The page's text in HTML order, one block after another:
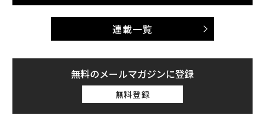
連載一覧
無料のメールマガジンに登録
無料登録